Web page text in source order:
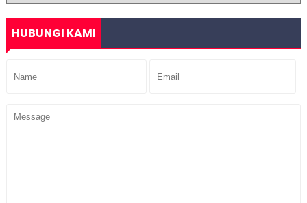
HUBUNGI KAMI